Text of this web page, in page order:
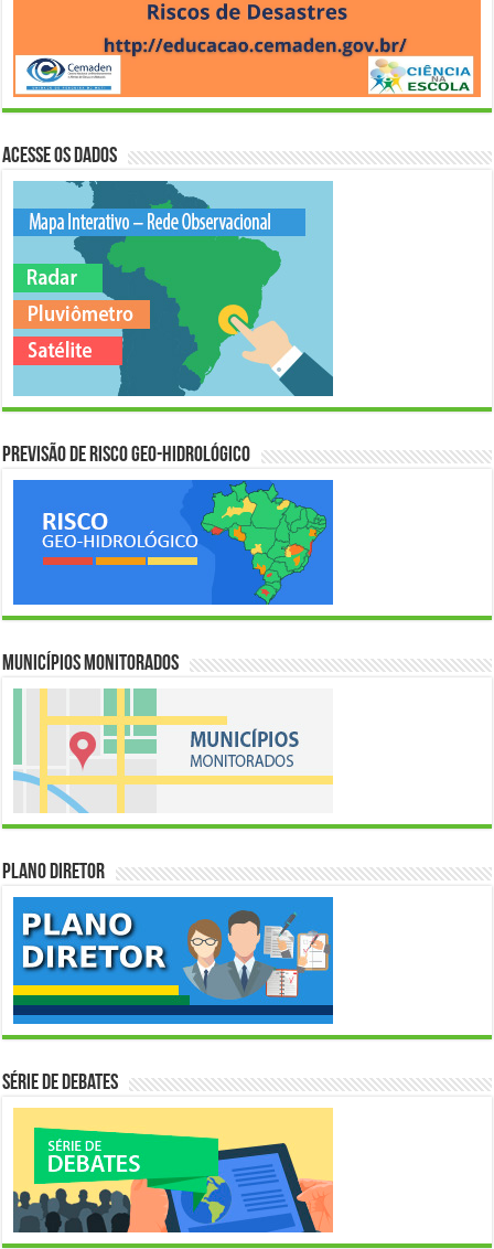
Acesse os Dados
Previsão de Risco Geo-Hidrológico
Municípios Monitorados
Plano Diretor
Série de Debates